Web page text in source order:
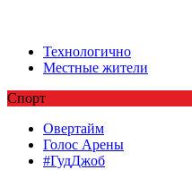
Технологично
Местные жители
Спорт
Овертайм
Голос Арены
#ГудДжоб